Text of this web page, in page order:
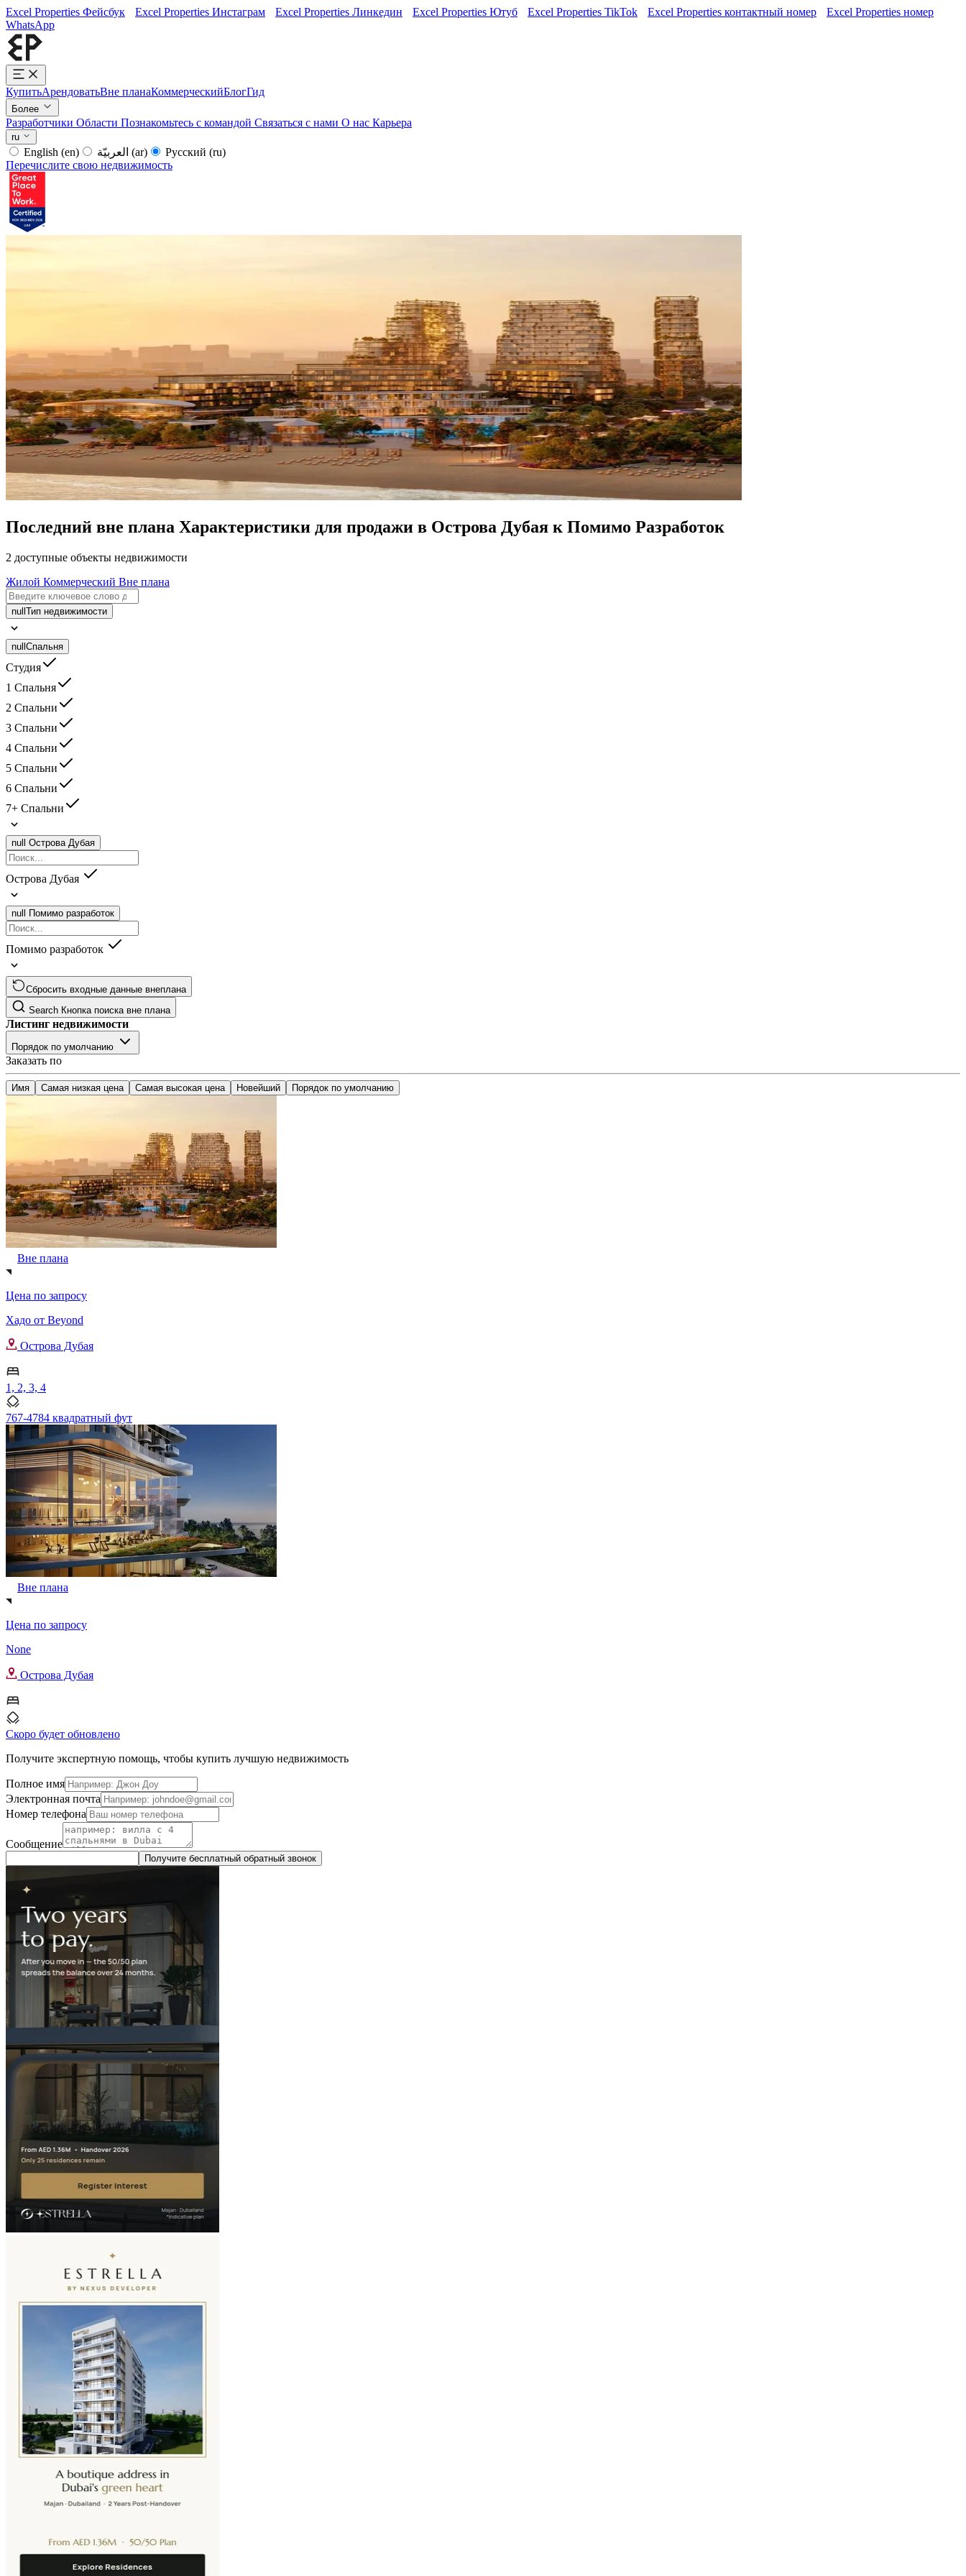
Excel Properties Фейсбук Excel Properties Инстаграм Excel Properties Линкедин Excel Properties Ютуб Excel Properties TikTok Excel Properties контактный номер
Excel Properties номер
WhatsApp
КупитьАрендоватьВне планаКоммерческийБлогГид
Более
Разработчики Области Познакомьтесь с командой Связаться с нами О нас Карьера
ru
English (en) (ar) Русский (ru)
Перечислите свою недвижимость
Последний вне плана Характеристики для продажи в Острова Дубая к Помимо Разработок
2 доступные объекты недвижимости
Жилой Коммерческий Вне плана
null Тип недвижимости
null Спальня
Студия
1 Спальня
2 Спальни
3 Спальни
4 Спальни
5 Спальни
6 Спальни
7+ Спальни
null Острова Дубая
Острова Дубая
null Помимо разработок
Помимо разработок
Сбросить входные данные внеплана
Search Кнопка поиска вне плана
Листинг недвижимости
Порядок по умолчанию
Заказать по
Имя Самая низкая цена Самая высокая цена Новейший Порядок по умолчанию
Вне плана
Цена по запросу
Хадо от Beyond
Острова Дубая
1, 2, 3, 4
767-4784 квадратный фут
Вне плана
Цена по запросу
None
Острова Дубая
Скоро будет обновлено
Получите экспертную помощь, чтобы купить лучшую недвижимость
Полное имя
Электронная почта
Номер телефона
Сообщение
Получите бесплатный обратный звонок